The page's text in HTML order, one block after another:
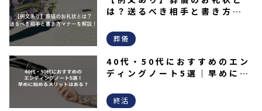
は？送るべき相手と書き方マ
葬儀
40代・50代におすすめのエン
ディングノート5選｜早めに始
終活